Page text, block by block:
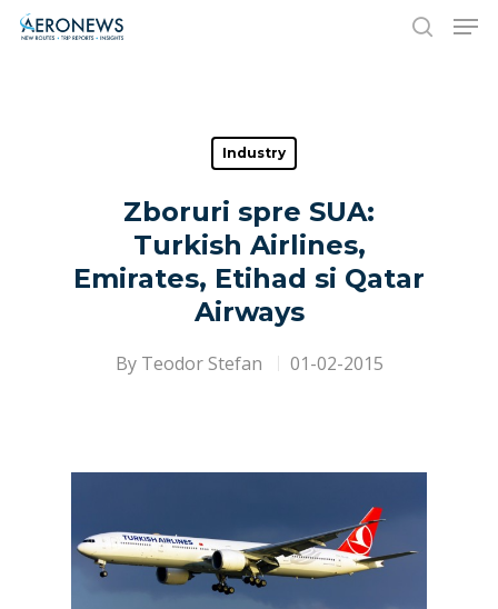
Hit enter to search or ESC to close
Industry
Zboruri spre SUA:
Turkish Airlines,
Emirates, Etihad si Qatar
Airways
By Teodor Stefan 01-02-2015